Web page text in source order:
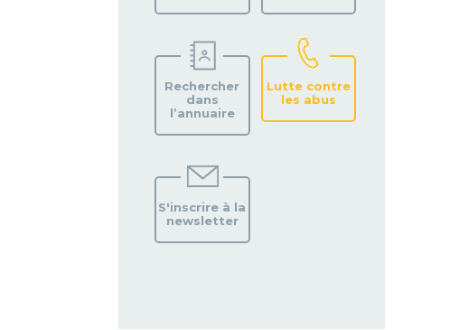
Rechercher
dans
l’annuaire
Lutte contre
les abus
S'inscrire à la
newsletter